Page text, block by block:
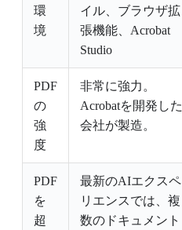
環
境
イル、ブラウザ拡
張機能、Acrobat
Studio
PDF
の
強
度
非常に強力。
Acrobatを開発した
会社が製造。
PDF
を
超
最新のAIエクスペ
リエンスでは、複
数のドキュメント